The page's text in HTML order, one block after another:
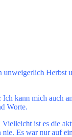
unweigerlich
kann mich auch
Worte.
ist es die
Es war nur auf